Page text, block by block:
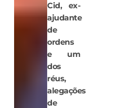
Cid, ex-
ajudante
de
ordens
e um
dos
réus,
alegações
de